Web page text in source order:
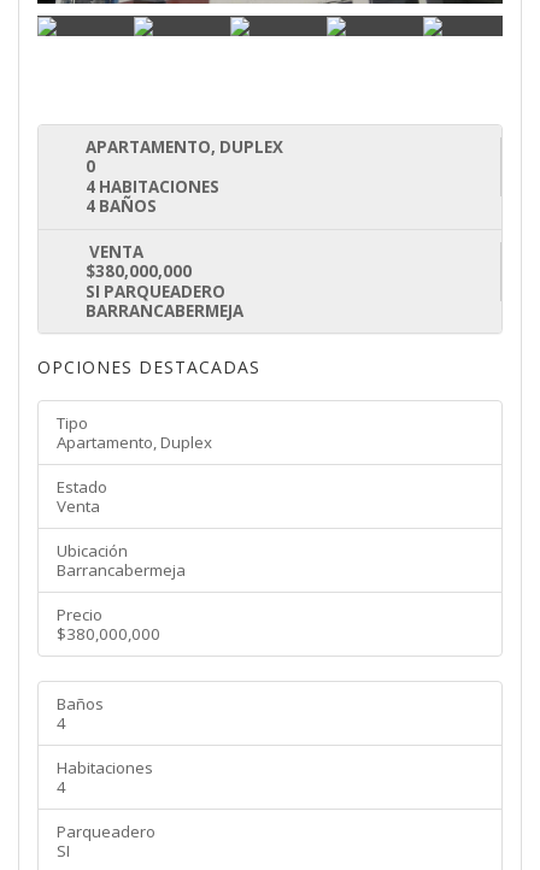
APARTAMENTO, DUPLEX
0
4 HABITACIONES
4 BAÑOS
VENTA
$380,000,000
SI PARQUEADERO
BARRANCABERMEJA
OPCIONES DESTACADAS
Tipo
Apartamento, Duplex
Estado
Venta
Ubicación
Barrancabermeja
Precio
$380,000,000
Baños
4
Habitaciones
4
Parqueadero
SI